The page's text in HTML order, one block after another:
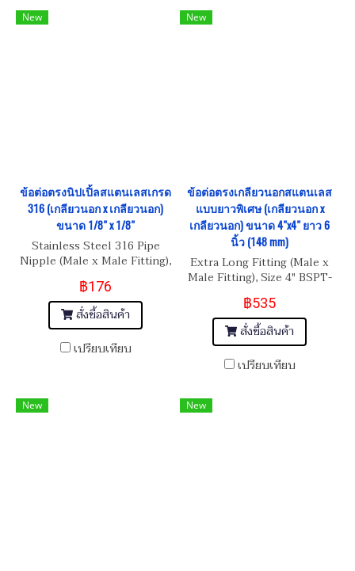
New
ข้อต่อตรงนิปเปิ้ลสแตนเลสเกรด
316 (เกลียวนอก x เกลียวนอก)
ขนาด 1/8" x 1/8"
Stainless Steel 316 Pipe
Nipple (Male x Male Fitting),
฿176
สั่งซื้อสินค้า
เปรียบเทียบ
New
ข้อต่อตรงเกลียวนอกสแตนเลส
แบบยาวพิเศษ (เกลียวนอก x
เกลียวนอก) ขนาด 4"x4" ยาว 6
นิ้ว (148 mm)
Extra Long Fitting (Male x
Male Fitting), Size 4" BSPT-
฿535
สั่งซื้อสินค้า
เปรียบเทียบ
New New